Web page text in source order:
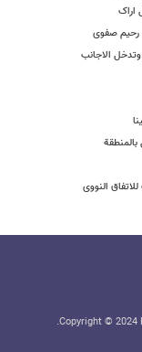
اراک
رحیم صفوی
الاجانب
النووی
Copyright © 2024